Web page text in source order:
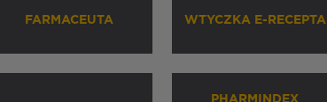
FARMACEUTA WTYCZKA E-RECEPTA